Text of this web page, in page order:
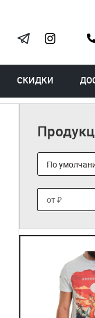
СКИДКИ